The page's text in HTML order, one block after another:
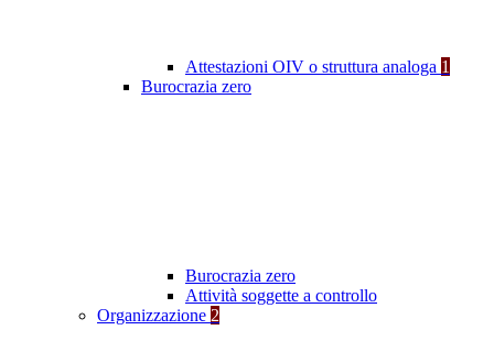
Attestazioni OIV o struttura analoga 1
Burocrazia zero
Burocrazia zero
Attività soggette a controllo
Organizzazione 2